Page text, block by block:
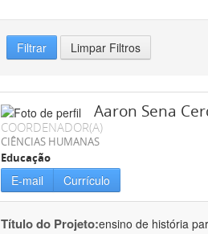
Filtrar Limpar Filtros
Aaron Sena
COORDENADOR(A)
CIÊNCIAS HUMANAS
Educação
E-mail Currículo
Título do Projeto:ensino de história